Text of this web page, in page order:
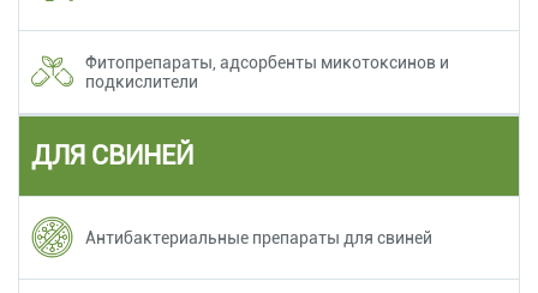
Фитопрепараты, адсорбенты микотоксинов и
подкислители
ДЛЯ СВИНЕЙ
Антибактериальные препараты для свиней